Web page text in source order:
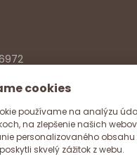
cookies
používame na analýzu
na zlepšenie našich
personalizovaného
skvelý zážitok z webu.